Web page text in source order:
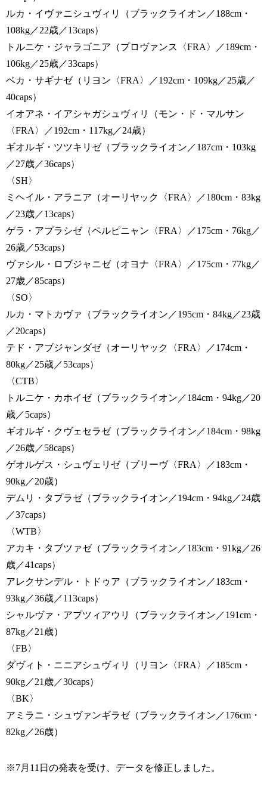
ルカ・イヴァニシュヴィリ（ブラックライオン／188cm・
108kg／22歳／13caps）
トルニケ・ジャラゴニア（プロヴァンス〈FRA〉／189cm・
106kg／25歳／33caps）
ベカ・サギナゼ（リヨン〈FRA〉／192cm・109kg／25歳／
40caps）
イオアネ・イアシャガシュヴィリ（モン・ド・マルサン
〈FRA〉／192cm・117kg／24歳）
ギオルギ・ツツキリゼ（ブラックライオン／187cm・103kg
／27歳／36caps）
〈SH〉
ミヘイル・アラニア（オーリヤック〈FRA〉／180cm・83kg
／23歳／13caps）
ゲラ・アプラシゼ（ペルピニャン〈FRA〉／175cm・76kg／
26歳／53caps）
ヴァシル・ロブジャニゼ（オヨナ〈FRA〉／175cm・77kg／
27歳／85caps）
〈SO〉
ルカ・マトカヴァ（ブラックライオン／195cm・84kg／23歳
／20caps）
テド・アブジャンダゼ（オーリヤック〈FRA〉／174cm・
80kg／25歳／53caps）
〈CTB〉
トルニケ・カホイゼ（ブラックライオン／184cm・94kg／20
歳／5caps）
ギオルギ・クヴェセラゼ（ブラックライオン／184cm・98kg
／26歳／58caps）
ゲオルゲス・シュヴェリゼ（ブリーヴ〈FRA〉／183cm・
90kg／20歳）
デムリ・タプラゼ（ブラックライオン／194cm・94kg／24歳
／37caps）
〈WTB〉
アカキ・タブツァゼ（ブラックライオン／183cm・91kg／26
歳／41caps）
アレクサンデル・トドゥア（ブラックライオン／183cm・
93kg／36歳／113caps）
シャルヴァ・アプツィアウリ（ブラックライオン／191cm・
87kg／21歳）
〈FB〉
ダヴィト・ニニアシュヴィリ（リヨン〈FRA〉／185cm・
90kg／21歳／30caps）
〈BK〉
アミラニ・シュヴァンギラゼ（ブラックライオン／176cm・
82kg／26歳）
※7月11日の発表を受け、データを修正しました。